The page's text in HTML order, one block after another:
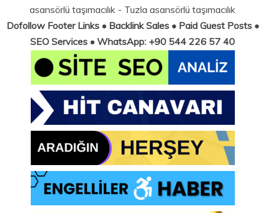
asansörlü taşımacılık - Tuzla asansörlü taşımacılık
Dofollow Footer Links • Backlink Sales • Paid Guest Posts •
SEO Services • WhatsApp: +90 544 226 57 40